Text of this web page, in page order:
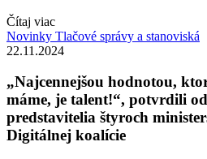
Čítaj viac
Novinky Tlačové správy a stanoviská
22.11.2024
„Najcennejšou hodnotou,
máme, je talent!“, potvrdili
predstavitelia štyroch
Digitálnej koalície